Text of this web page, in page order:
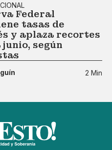
Federal
tasas de
y aplaza recortes
según
2 Min